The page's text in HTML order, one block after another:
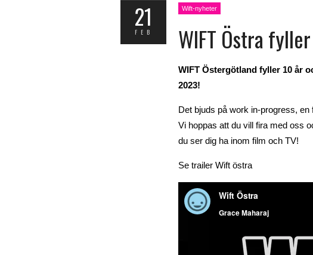
21
FEB
Wift-nyheter
WIFT Östra
WIFT Östergötland fyller 10 år
2023!
Det bjuds på work in-progress,
Vi hoppas att du vill fira med oss
du ser dig ha inom film och TV!
Se trailer Wift östra